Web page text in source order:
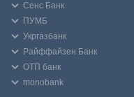
Сенс Банк
ПУМБ
Укргазбанк
Райффайзен Банк
ОТП банк
monobank